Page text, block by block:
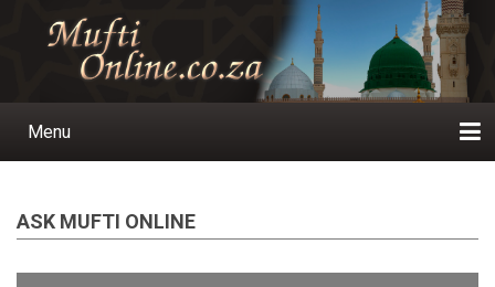
Main
Menu
ASK MUFTI ONLINE